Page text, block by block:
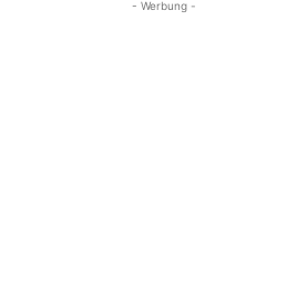
- Werbung -